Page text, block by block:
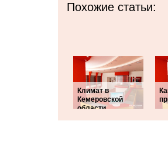
Похожие статьи:
Климат в
Кемеровской
области